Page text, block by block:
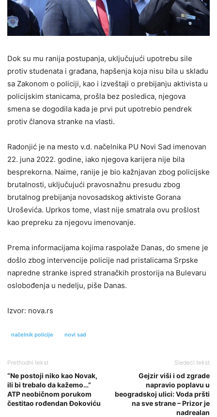
Dok su mu ranija postupanja, uključujući upotrebu sile
protiv studenata i građana, hapšenja koja nisu bila u skladu
sa Zakonom o policiji, kao i izveštaji o prebijanju aktivista u
policijskim stanicama, prošla bez posledica, njegova
smena se dogodila kada je prvi put upotrebio pendrek
protiv članova stranke na vlasti.
Radonjić je na mesto v.d. načelnika PU Novi Sad imenovan
22. juna 2022. godine, iako njegova karijera nije bila
besprekorna. Naime, ranije je bio kažnjavan zbog policijske
brutalnosti, uključujući pravosnažnu presudu zbog
brutalnog prebijanja novosadskog aktiviste Gorana
Uroševića. Uprkos tome, vlast nije smatrala ovu prošlost
kao prepreku za njegovu imenovanje.
Prema informacijama kojima raspolaže Danas, do smene je
došlo zbog intervencije policije nad pristalicama Srpske
napredne stranke ispred stranačkih prostorija na Bulevaru
oslobođenja u nedelju, piše Danas.
Izvor: nova.rs
načelnik policije novi sad
Prethodni tekst
“Ne postoji niko kao Novak,
ili bi trebalo da kažemo…”
ATP neobičnom porukom
čestitao rođendan Đokoviću
Sledeći tekst
Gejzir viši i od zgrade
napravio poplavu u
beogradskoj ulici: Voda pršti
na sve strane – Prizor je
nadrealan